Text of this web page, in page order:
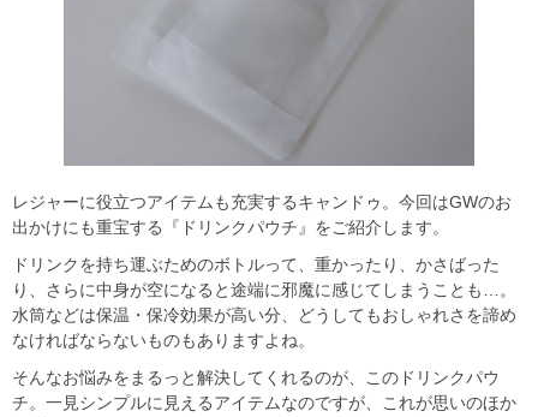
レジャーに役立つアイテムも充実するキャンドゥ。今回はGWのお
出かけにも重宝する『ドリンクパウチ』をご紹介します。
ドリンクを持ち運ぶためのボトルって、重かったり、かさばった
り、さらに中身が空になると途端に邪魔に感じてしまうことも…。
水筒などは保温・保冷効果が高い分、どうしてもおしゃれさを諦め
なければならないものもありますよね。
そんなお悩みをまるっと解決してくれるのが、このドリンクパウ
チ。一見シンプルに見えるアイテムなのですが、これが思いのほか